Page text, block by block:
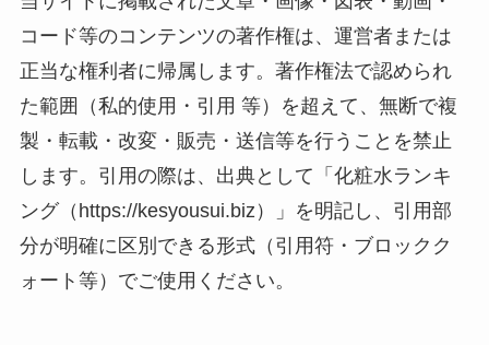
コード等のコンテンツの著作権は、運営者または
正当な権利者に帰属します。著作権法で認められ
た範囲（私的使用・引用 等）を超えて、無断で複
製・転載・改変・販売・送信等を行うことを禁止
します。引用の際は、出典として「化粧水ランキ
ング（https://kesyousui.biz）」を明記し、引用部
分が明確に区別できる形式（引用符・ブロックク
ォート等）でご使用ください。